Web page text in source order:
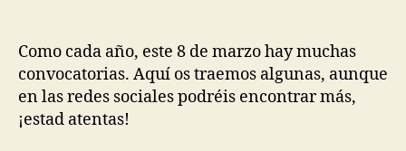
Como cada año, este 8 de marzo hay muchas
convocatorias. Aquí os traemos algunas, aunque
en las redes sociales podréis encontrar más,
¡estad atentas!